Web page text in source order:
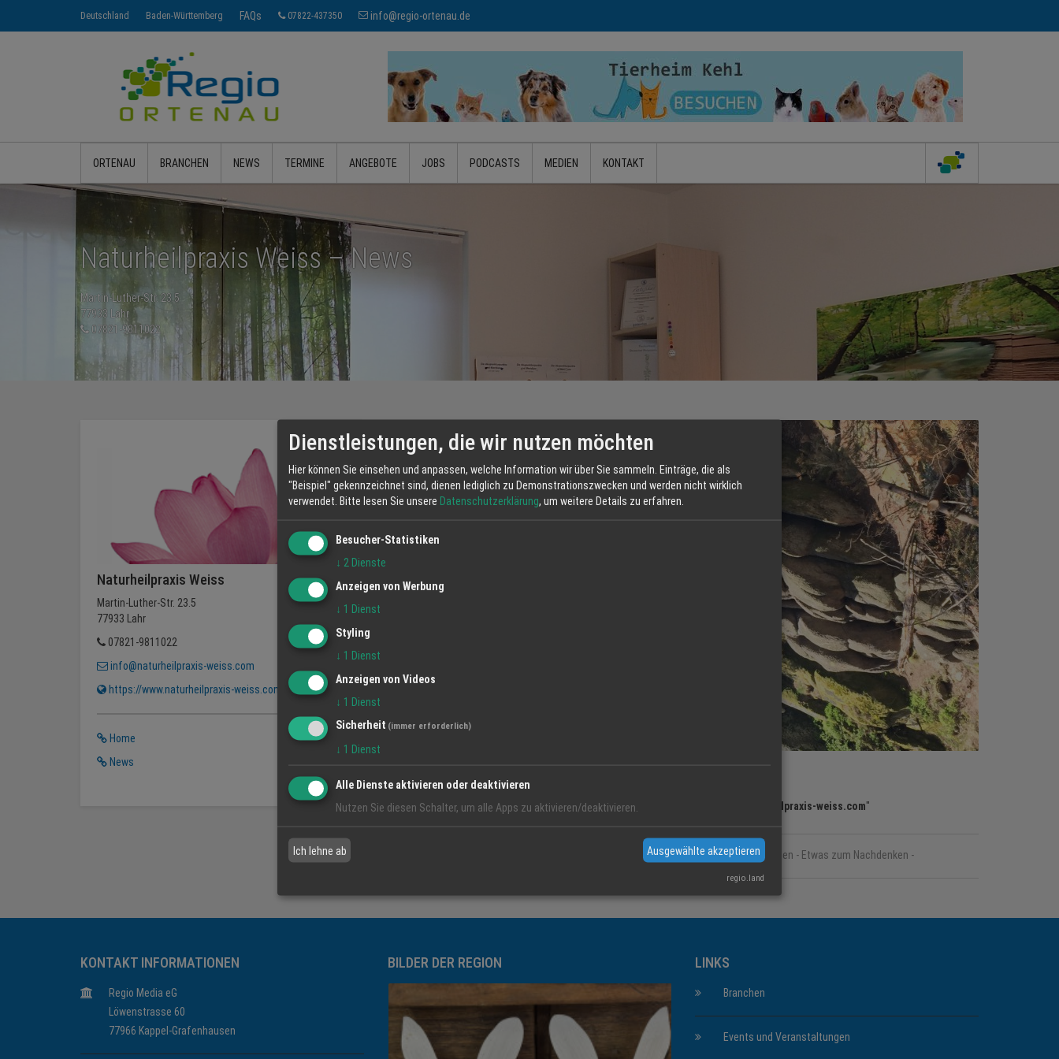
Deutschland Baden-Württemberg FAQs 07822-437350 info@regio-ortenau.de
ORTENAU BRANCHEN NEWS TERMINE ANGEBOTE JOBS PODCASTS MEDIEN KONTAKT
Naturheilpraxis Weiss – News
Martin-Luther-Str. 23.5
77933 Lahr
07821-9811022
Naturheilpraxis Weiss
Martin-Luther-Str. 23.5
77933 Lahr
07821-9811022
info@naturheilpraxis-weiss.com
https://www.naturheilpraxis-weiss.com
Home
News
20 Aug 2019
Naturheilpraxis Weiss
Eine Auswahl an "Themen der Woche" finden Sie auf meiner Homepage " www.naturheilpraxis-weiss.com"
Aktuelle Themen - Etwas zum Nachdenken -
KONTAKT INFORMATIONEN
Regio Media eG
Löwenstrasse 60
77966 Kappel-Grafenhausen
BILDER DER REGION LINKS
Branchen
Events und Veranstaltungen
Dienstleistungen, die wir nutzen möchten
Hier können Sie einsehen und anpassen, welche Information wir über Sie sammeln. Einträge, die als
"Beispiel" gekennzeichnet sind, dienen lediglich zu Demonstrationszwecken und werden nicht wirklich
verwendet. Bitte lesen Sie unsere Datenschutzerklärung, um weitere Details zu erfahren.
Besucher-Statistiken
↓ 2 Dienste
Anzeigen von Werbung
↓ 1 Dienst
Styling
↓ 1 Dienst
Anzeigen von Videos
↓ 1 Dienst
Sicherheit (immer erforderlich)
↓ 1 Dienst
Alle Dienste aktivieren oder deaktivieren
Nutzen Sie diesen Schalter, um alle Apps zu aktivieren/deaktivieren.
Ich lehne ab Ausgewählte akzeptieren
regio.land